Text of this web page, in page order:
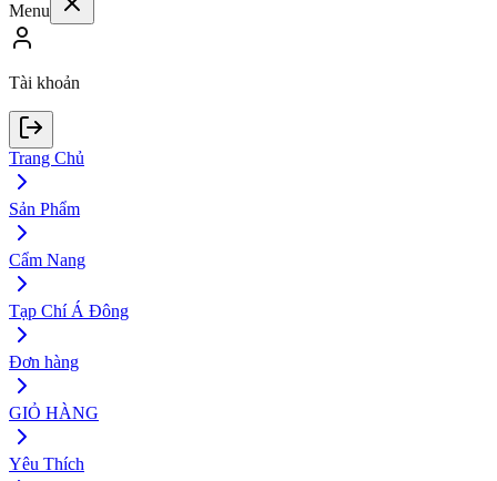
Menu
Tài khoản
Trang Chủ
Sản Phẩm
Cẩm Nang
Tạp Chí Á Đông
Đơn hàng
GIỎ HÀNG
Yêu Thích